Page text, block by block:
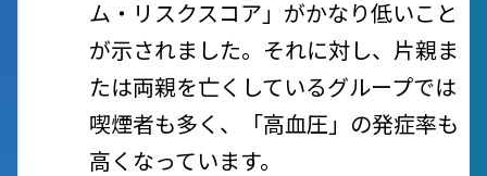
ム・リスクスコア」がかなり低いこと
が示されました。それに対し、片親ま
たは両親を亡くしているグループでは
喫煙者も多く、「高血圧」の発症率も
高くなっています。